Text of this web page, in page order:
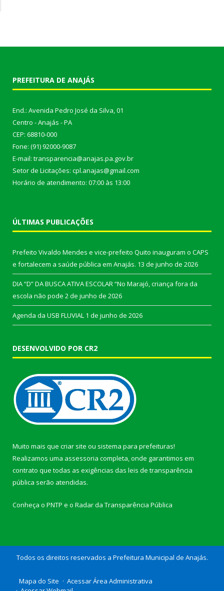
PREFEITURA DE ANAJÁS
End.: Avenida Pedro José da Silva, 01
Centro - Anajás - PA
CEP: 68810-000
Fone: (91) 92000-9087
E-mail: transparencia@anajas.pa.gov.br
Setor de Licitações: cpl.anajas@gmail.com
Horário de atendimento: 07:00 às 13:00
ÚLTIMAS PUBLICAÇÕES
Prefeito Vivaldo Mendes e vice-prefeito Quito inauguram o CAPS
e fortalecem a saúde pública em Anajás. 13 de junho de 2026
DIA “D” DA BUSCA ATIVA ESCOLAR “No Marajó, criança fora da
escola não pode 2 de junho de 2026
Agenda da USB FLUVIAL 1 de junho de 2026
DESENVOLVIDO POR CR2
Muito mais que criar site ou sistema para prefeituras!
Realizamos uma assessoria completa, onde garantimos em
contrato que todas as exigências das leis de transparência
pública serão atendidas.
Conheça o PNTP e o Radar da Transparência Pública
Todos os direitos reservados a Prefeitura Municipal de Anajás.
Mapa do Site
Acessar Área Administrativa